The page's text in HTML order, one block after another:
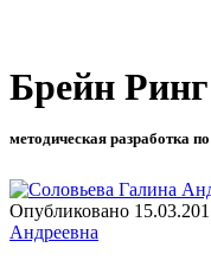
Брейн Ринг
методическая разработка
Опубликовано
Андреевна